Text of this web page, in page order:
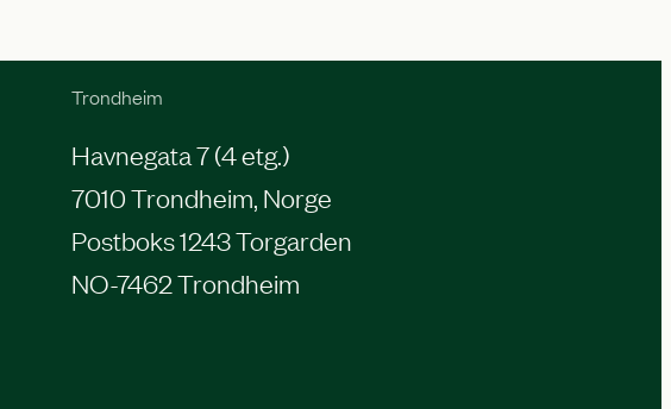
Trondheim
Havnegata 7 (4 etg.)
7010 Trondheim, Norge
Postboks 1243 Torgarden
NO-7462 Trondheim